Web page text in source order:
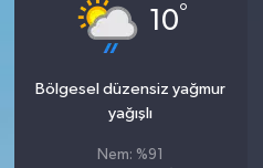
10°
Bölgesel düzensiz yağmur
yağışlı
Nem: %91